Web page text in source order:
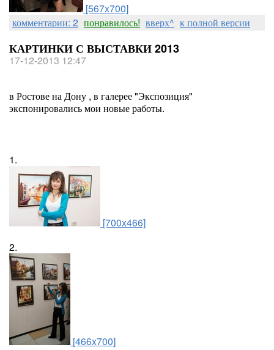
[567x700]
комментарии: 2 понравилось! вверх^ к полной версии
КАРТИНКИ С ВЫСТАВКИ 2013
17-12-2013 12:47
в Ростове на Дону , в галерее "Экспозиция"
экспонировались мои новые работы.
1.
[700x466]
2.
[466x700]